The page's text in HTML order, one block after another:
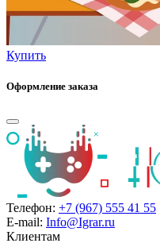
Купить
Оформление заказа
Телефон: +7 (967) 555 41 55
E-mail: Info@Igrar.ru
Клиентам